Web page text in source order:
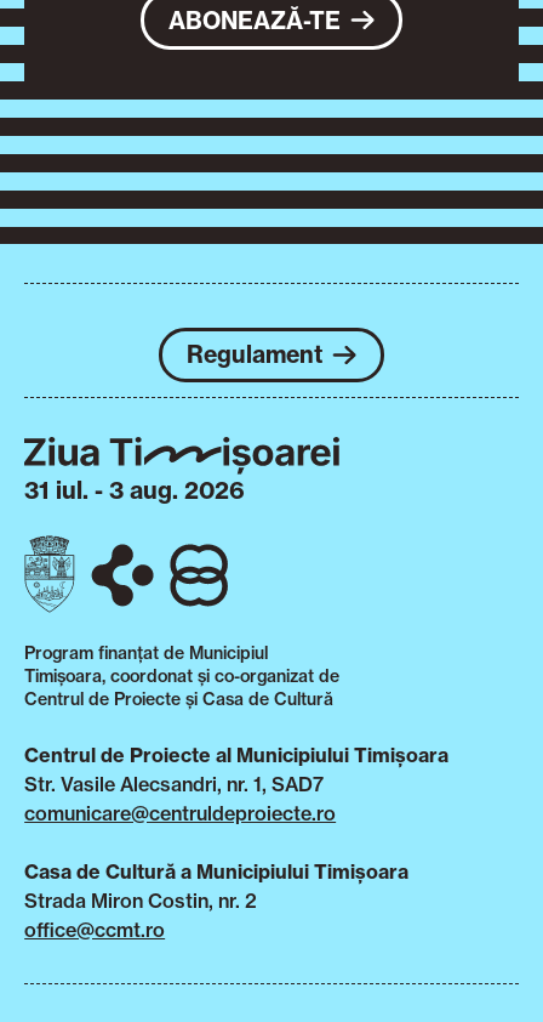
ABONEAZĂ-TE
Regulament
31 iul. - 3 aug. 2026
Program finanțat de Municipiul
Timișoara, coordonat și co-organizat de
Centrul de Proiecte și Casa de Cultură
Centrul de Proiecte al Municipiului Timișoara
Str. Vasile Alecsandri, nr. 1, SAD7
comunicare@centruldeproiecte.ro
Casa de Cultură a Municipiului Timișoara
Strada Miron Costin, nr. 2
office@ccmt.ro